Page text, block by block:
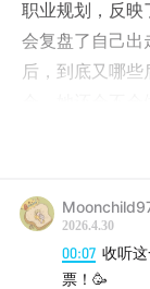
职业规划，反映
会复盘了自己出
后，到底又哪
会，她还会不
像许久不见的
【shownote】、
00:08:06:留学生
2026.4.30
00:07 收听
票！🥳